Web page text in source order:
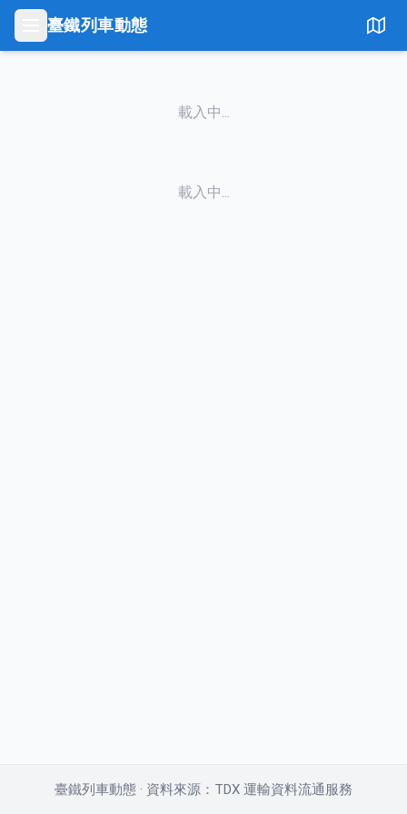
臺鐵列車動態
載入中...
載入中...
臺鐵列車動態 · 資料來源：TDX 運輸資料流通服務